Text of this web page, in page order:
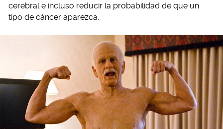
cerebral e incluso reducir la probabilidad de que un
tipo de cáncer aparezca.